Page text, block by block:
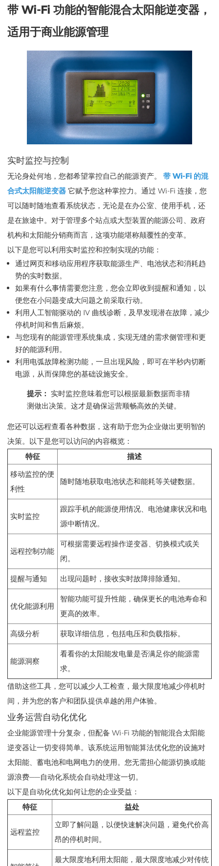
带 Wi-Fi 功能的智能混合太阳能逆变器，
适用于商业能源管理
实时监控与控制
无论身处何地，您都希望掌控自己的能源资产。 带 Wi-Fi 的混
合式太阳能逆变器 它赋予您这种掌控力。通过 Wi-Fi 连接，您
可以随时随地查看系统状态，无论是在办公室、使用手机，还
是在旅途中。对于管理多个站点或大型装置的能源公司、政府
机构和太阳能分销商而言，这项功能堪称颠覆性的变革。
以下是您可以利用实时监控和控制实现的功能：
通过网页和移动应用程序获取能源生产、电池状态和消耗趋
势的实时数据。
如果有什么事情需要您注意，您会立即收到提醒和通知，以
便您在小问题变成大问题之前采取行动。
利用人工智能驱动的 IV 曲线诊断，及早发现潜在故障，减少
停机时间和售后麻烦。
与您现有的能源管理系统集成，实现无缝的需求侧管理和更
好的能源利用。
利用电弧故障检测功能，一旦出现风险，即可在半秒内切断
电源，从而保障您的基础设施安全。
提示： 实时监控意味着您可以根据最新数据而非猜
测做出决策。这才是确保运营顺畅高效的关键。
您还可以远程查看各种数据，这有助于您为企业做出更明智的
决策。以下是您可以访问的内容概览：
特征
描述
移动监控的便
利性
随时随地获取电池状态和能耗等关键数据。
实时监控
跟踪手机的能源使用情况、电池健康状况和电
源中断情况。
远程控制功能
可根据需要远程操作逆变器、切换模式或关
闭。
提醒与通知 出现问题时，接收实时故障排除通知。
优化能源利用
智能功能可提升性能，确保更长的电池寿命和
更高的效率。
高级分析 获取详细信息，包括电压和负载指标。
能源洞察
看看你的太阳能发电量是否满足你的能源需
求。
借助这些工具，您可以减少人工检查，最大限度地减少停机时
间，并为您的客户和团队提供卓越的用户体验。
业务运营自动化优化
企业能源管理十分复杂，但配备 Wi-Fi 功能的智能混合太阳能
逆变器让一切变得简单。该系统运用智能算法优化您的设施对
太阳能、蓄电池和电网电力的使用。您无需担心能源切换或能
源浪费——自动化系统会自动处理这一切。
以下是自动化优化如何让您的企业受益：
特征
益处
远程监控
立即了解问题，以便快速解决问题，避免代价高
昂的停机时间。
最大限度地利用太阳能，最大限度地减少对传统